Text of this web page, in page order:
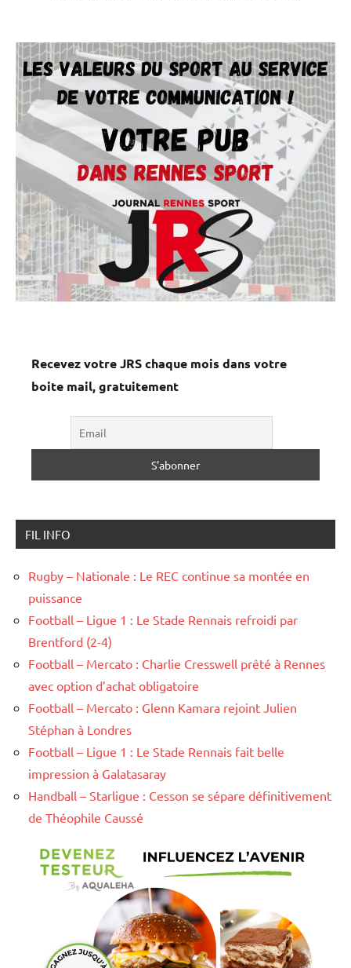
Recevez votre JRS chaque mois dans votre
boite mail, gratuitement
FIL INFO
Rugby – Nationale : Le REC continue sa montée en
puissance
Football – Ligue 1 : Le Stade Rennais refroidi par
Brentford (2-4)
Football – Mercato : Charlie Cresswell prêté à Rennes
avec option d’achat obligatoire
Football – Mercato : Glenn Kamara rejoint Julien
Stéphan à Londres
Football – Ligue 1 : Le Stade Rennais fait belle
impression à Galatasaray
Handball – Starligue : Cesson se sépare définitivement
de Théophile Caussé